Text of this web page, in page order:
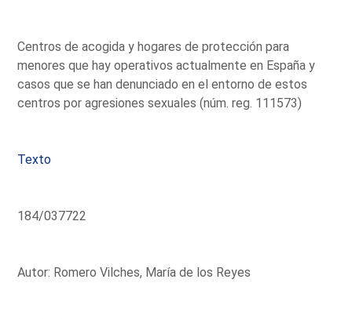
Centros de acogida y hogares de protección para
menores que hay operativos actualmente en España y
casos que se han denunciado en el entorno de estos
centros por agresiones sexuales (núm. reg. 111573)
Texto
184/037722
Autor: Romero Vilches, María de los Reyes